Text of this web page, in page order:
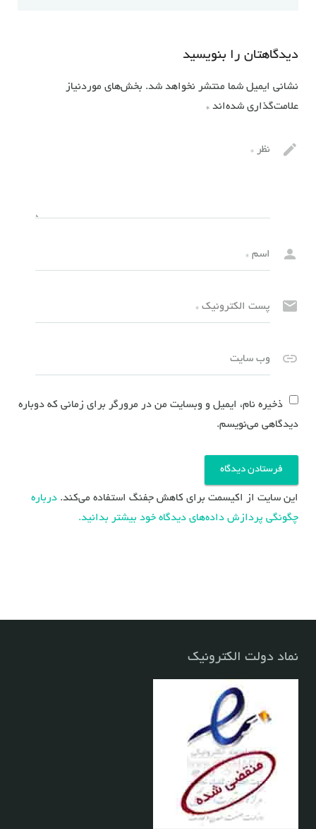
دیدگاهتان را بنویسید
نشانی ایمیل شما منتشر نخواهد شد. بخش‌های موردنیاز
علامت‌گذاری شده‌اند *
نظر *
اسم *
پست الکترونیک *
وب سایت
ذخیره نام، ایمیل و وبسایت من در مرورگر برای زمانی که دوباره
دیدگاهی می‌نویسم.
این سایت از اکیسمت برای کاهش جفنگ استفاده می‌کند. درباره
چگونگی پردازش داده‌های دیدگاه خود بیشتر بدانید.
نماد دولت الکترونیک